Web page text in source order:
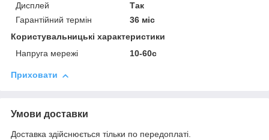
Дисплей
Так
Гарантійний термін
36 міс
Користувальницькі характеристики
Напруга мережі
10-60с
Приховати
Умови доставки
Доставка здійснюється тільки по передоплаті.